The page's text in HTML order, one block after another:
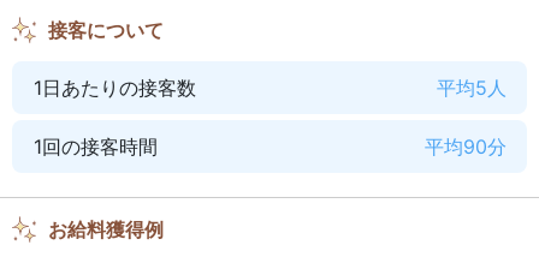
独立支援あり wifi完備
出張面接
接客について
1日あたりの接客数 平均5人
1回の接客時間 平均90分
お給料獲得例